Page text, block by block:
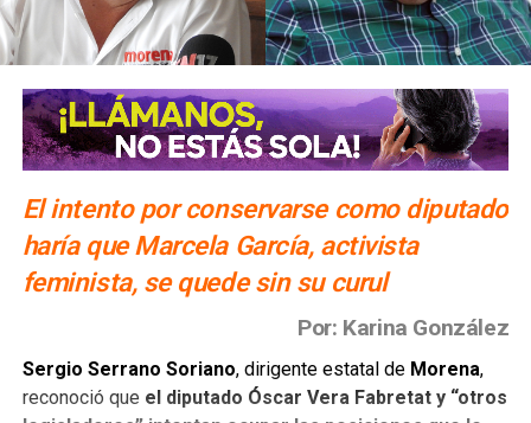
El intento por conservarse como diputado
haría que Marcela García, activista
feminista, se quede sin su curul
Por: Karina González
Sergio Serrano Soriano, dirigente estatal de Morena,
reconoció que el diputado Óscar Vera Fabretat y “otros